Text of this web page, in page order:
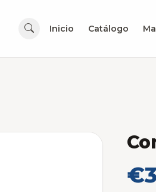
Inicio Catálogo